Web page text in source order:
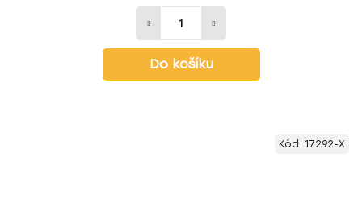
Do košíku
Kód: 17292-X